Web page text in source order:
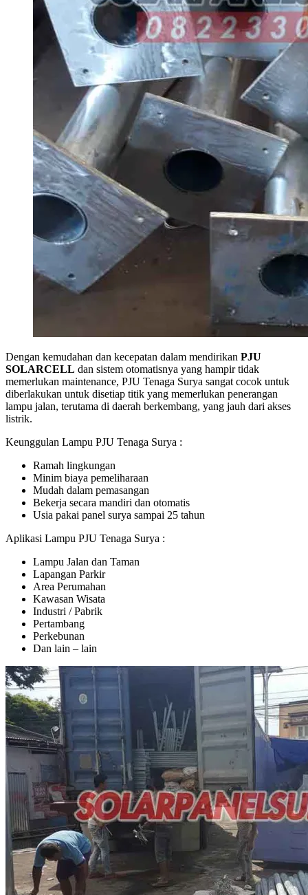
Dengan kemudahan dan kecepatan dalam mendirikan PJU
SOLARCELL dan sistem otomatisnya yang hampir tidak
memerlukan maintenance, PJU Tenaga Surya sangat cocok untuk
diberlakukan untuk disetiap titik yang memerlukan penerangan
lampu jalan, terutama di daerah berkembang, yang jauh dari akses
listrik.
Keunggulan Lampu PJU Tenaga Surya :
Ramah lingkungan
Minim biaya pemeliharaan
Mudah dalam pemasangan
Bekerja secara mandiri dan otomatis
Usia pakai panel surya sampai 25 tahun
Aplikasi Lampu PJU Tenaga Surya :
Lampu Jalan dan Taman
Lapangan Parkir
Area Perumahan
Kawasan Wisata
Industri / Pabrik
Pertambang
Perkebunan
Dan lain – lain